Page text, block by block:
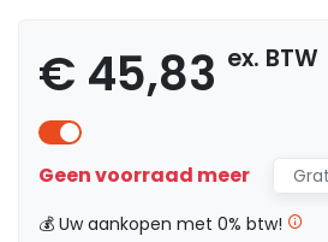
€ 45,83 ex. BTW
Geen voorraad meer
💰 Uw aankopen met 0% btw!